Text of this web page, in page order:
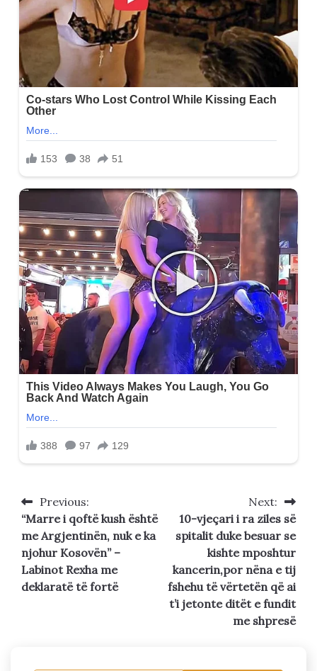
Post
navigation
Previous:
“Marre i qoftë kush është
me Argjentinën, nuk e ka
njohur Kosovën” –
Labinot Rexha me
deklaratë të fortë
Next:
10-vjeçari i ra ziles së
spitalit duke besuar se
kishte mposhtur
kancerin,por nëna e tij
fshehu të vërtetën që ai
t’i jetonte ditët e fundit
me shpresë